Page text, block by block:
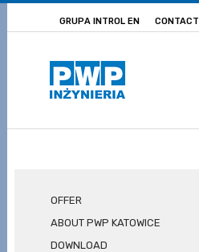
GRUPA INTROL EN CONTACT
OFFER
ABOUT PWP KATOWICE
DOWNLOAD